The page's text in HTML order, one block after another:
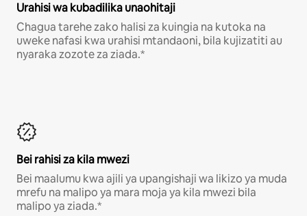
Urahisi wa kubadilika unaohitaji
Chagua tarehe zako halisi za kuingia na kutoka na
uweke nafasi kwa urahisi mtandaoni, bila kujizatiti au
nyaraka zozote za ziada.*
Bei rahisi za kila mwezi
Bei maalumu kwa ajili ya upangishaji wa likizo ya muda
mrefu na malipo ya mara moja ya kila mwezi bila
malipo ya ziada.*